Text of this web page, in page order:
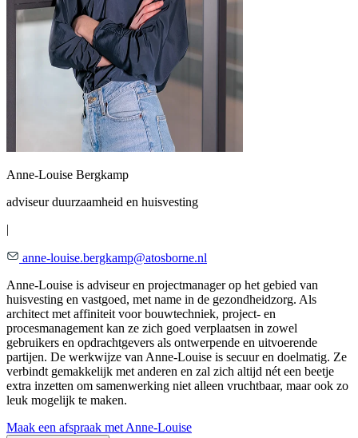
Anne-Louise Bergkamp
adviseur duurzaamheid en huisvesting
|
anne-louise.bergkamp@atosborne.nl
Anne-Louise is adviseur en projectmanager op het gebied van
huisvesting en vastgoed, met name in de gezondheidzorg. Als
architect met affiniteit voor bouwtechniek, project- en
procesmanagement kan ze zich goed verplaatsen in zowel
gebruikers en opdrachtgevers als ontwerpende en uitvoerende
partijen. De werkwijze van Anne-Louise is secuur en doelmatig. Ze
verbindt gemakkelijk met anderen en zal zich altijd nét een beetje
extra inzetten om samenwerking niet alleen vruchtbaar, maar ook zo
leuk mogelijk te maken.
Maak een afspraak met Anne-Louise